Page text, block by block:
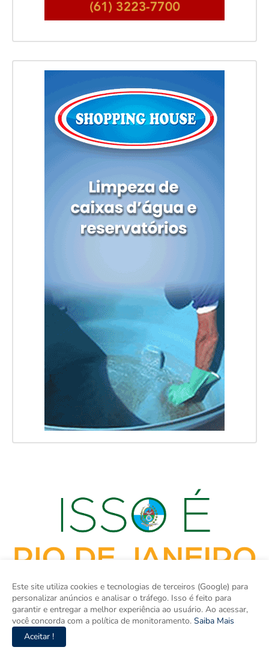
Este site utiliza cookies e tecnologias de terceiros (Google) para
personalizar anúncios e analisar o tráfego. Isso é feito para
garantir e entregar a melhor experiência ao usuário. Ao acessar,
você concorda com a política de monitoramento. Saiba Mais
Aceitar !